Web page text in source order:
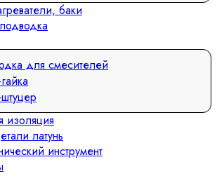
баки
для смесителей
изоляция
латунь
инструмент